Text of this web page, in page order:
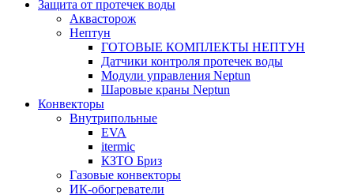
Защита от протечек воды
Аквасторож
Нептун
ГОТОВЫЕ КОМПЛЕКТЫ НЕПТУН
Датчики контроля протечек воды
Модули управления Neptun
Шаровые краны Neptun
Конвекторы
Внутрипольные
EVA
itermic
КЗТО Бриз
Газовые конвекторы
ИК-обогреватели